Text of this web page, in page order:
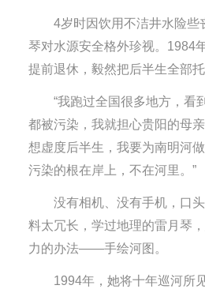
4岁时因饮用不洁井水险些
琴对水源安全格外珍视。1984
提前退休，毅然把后半生全部托
“我跑过全国很多地方，看
都被污染，我就担心贵阳的母
想虚度后半生，我要为南明河
污染的根在岸上，不在河里。”
没有相机、没有手机，口
料太冗长，学过地理的雷月琴
力的办法——手绘河图。
1994年，她将十年巡河所